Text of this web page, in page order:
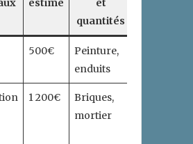
estimé
et
quantités
500€
Peinture,
enduits
1 200€
Briques,
mortier